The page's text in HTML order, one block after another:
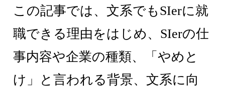
この記事では、文系でもSIerに就
職できる理由をはじめ、SIerの仕
事内容や企業の種類、「やめと
け」と言われる背景、文系に向